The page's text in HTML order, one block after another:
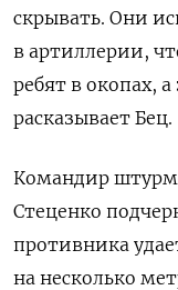
скрывать. Они
в артиллерии,
ребят в окопах,
расказывает Бец.
Командир
Стеценко
противника
на несколько